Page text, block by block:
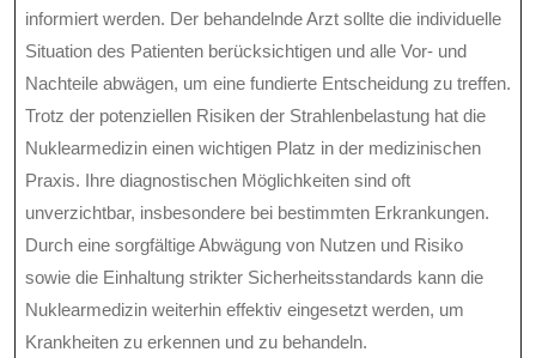
informiert werden. Der behandelnde Arzt sollte die individuelle
Situation des Patienten berücksichtigen und alle Vor- und
Nachteile abwägen, um eine fundierte Entscheidung zu treffen.
Trotz der potenziellen Risiken der Strahlenbelastung hat die
Nuklearmedizin einen wichtigen Platz in der medizinischen
Praxis. Ihre diagnostischen Möglichkeiten sind oft
unverzichtbar, insbesondere bei bestimmten Erkrankungen.
Durch eine sorgfältige Abwägung von Nutzen und Risiko
sowie die Einhaltung strikter Sicherheitsstandards kann die
Nuklearmedizin weiterhin effektiv eingesetzt werden, um
Krankheiten zu erkennen und zu behandeln.